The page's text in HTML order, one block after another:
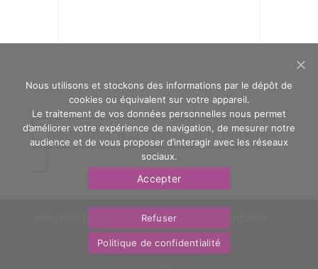
Retourner à la liste de nos bureaux
Politique de confidentialité
Nous contacter
OasYs
Nous utilisons et stockons des informations par le dépôt de
cookies ou équivalent sur votre appareil.
Le traitement de vos données personnelles nous permet
d’améliorer votre expérience de navigation, de mesurer notre
audience et de vous proposer d’interagir avec les réseaux
sociaux.
Accepter
Refuser
Politique de confidentialité